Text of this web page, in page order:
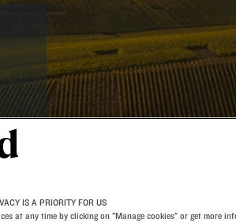
IS A PRIORITY FOR US
at any time by clicking on "Manage cookies" or get more